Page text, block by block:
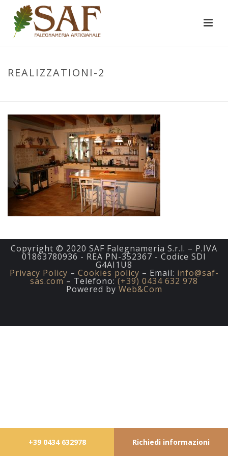
REALIZZATIONI-2
Copyright © 2020 SAF Falegnameria S.r.l. – P.IVA
01863780936 - REA PN-352367 - Codice SDI
G4AI1U8
Privacy Policy – Cookies policy – Email: info@saf-
sas.com– Telefono:(+39) 0434 632 978
Powered by Web&Com
+39 0434 632978 Richiedi informazioni